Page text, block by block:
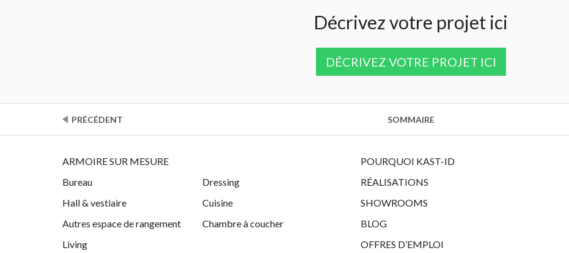
Décrivez votre projet ici
DÉCRIVEZ VOTRE PROJET ICI
PRÉCÉDENT SOMMAIRE
ARMOIRE SUR MESURE
Bureau
Dressing
Hall & vestiaire
Cuisine
Autres espace de rangement
Chambre à coucher
Living
POURQUOI KAST-ID
RÉALISATIONS
SHOWROOMS
BLOG
OFFRES D’EMPLOI